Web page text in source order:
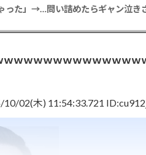
ｗｗｗｗｗｗｗｗｗｗｗｗｗ
10/02(木) 11:54:33.721